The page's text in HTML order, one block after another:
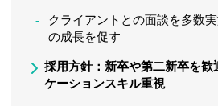
クライアントとの面談を多数
の成長を促す
採用方針：新卒や第二新卒を歓
ケーションスキル重視